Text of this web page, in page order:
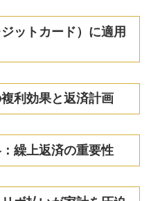
ットカード）に適用
利効果と返済計画
繰上返済の重要性